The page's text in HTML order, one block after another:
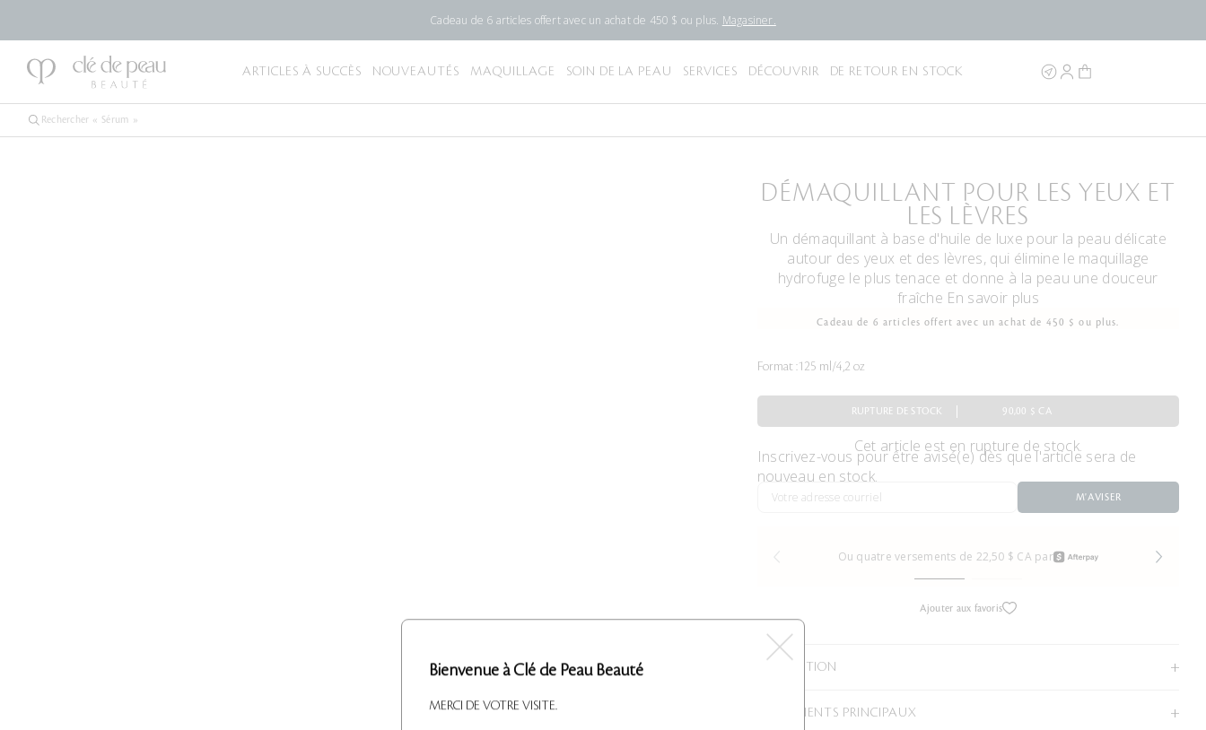
Cadeau de 6 articles offert avec un achat de 450 $ ou plus. Magasiner.
ARTICLES À SUCCÈS NOUVEAUTÉS MAQUILLAGE SOIN DE LA PEAU SERVICES DÉCOUVRIR DE RETOUR EN STOCK
DÉMAQUILLANT POUR LES YEUX ET
LES LÈVRES
Un démaquillant à base d'huile de luxe pour la peau délicate
autour des yeux et des lèvres, qui élimine le maquillage
hydrofuge le plus tenace et donne à la peau une douceur
fraîche En savoir plus
Cadeau de 6 articles offert avec un achat de 450 $ ou plus.
Format :125 ml/4,2 oz
RUPTURE DE STOCK 90,00 $ CA
Cet article est en rupture de stock.
Inscrivez-vous pour être avisé(e) dès que l'article sera de
nouveau en stock.
M'AVISER
Ou quatre versements de 22,50 $ CA par
Ajouter aux favoris
DESCRIPTION
INGRÉDIENTS PRINCIPAUX
Bienvenue à Clé de Peau Beauté
MERCI DE VOTRE VISITE.